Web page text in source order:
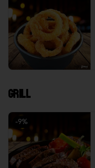
Grill
-9%